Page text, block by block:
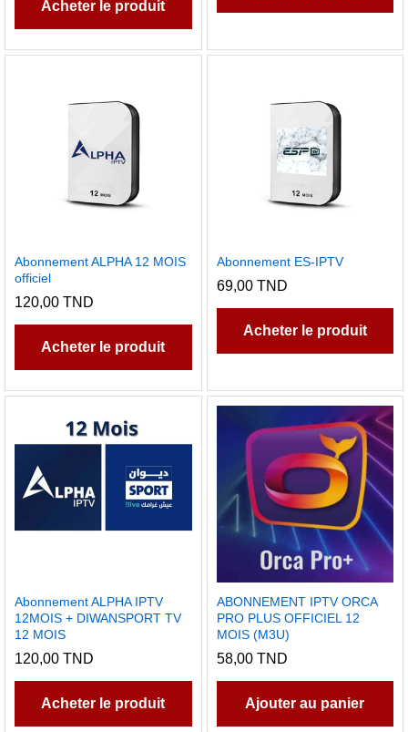
Acheter le produit
Abonnement ALPHA 12 MOIS
officiel
120,00 TND
Acheter le produit
Abonnement ES-IPTV
69,00 TND
Acheter le produit
Abonnement ALPHA IPTV
12MOIS + DIWANSPORT TV
12 MOIS
120,00 TND
Acheter le produit
ABONNEMENT IPTV ORCA
PRO PLUS OFFICIEL 12
MOIS (M3U)
58,00 TND
Ajouter au panier